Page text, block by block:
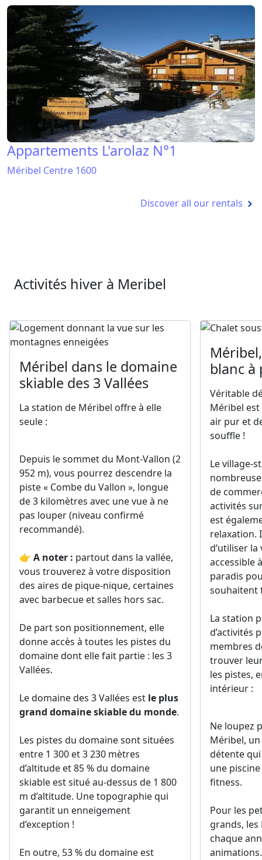
Appartements L'arolaz N°1
Méribel Centre 1600
Discover all our rentals
Méribel dans le domaine
skiable des 3 Vallées
La station de Méribel offre à elle
seule :
Depuis le sommet du Mont-Vallon (2
952 m), vous pourrez descendre la
de 3 kilomètres avec une vue à ne
pas louper (niveau confirmé
recommandé).
A noter : partout dans la vallée,
vous trouverez à votre disposition
des aires de pique-nique, certaines
avec barbecue et salles hors sac.
De part son positionnement, elle
donne accès à toutes les pistes du
Vallées.
Le domaine des 3 Vallées est
le plus
grand domaine skiable du monde
Les pistes du domaine sont situées
entre 1 300 et 3 230 mètres
d’altitude et 85 % du domaine
skiable est situé au-dessus de 1 800
m d’altitude. Une topographie qui
garantit un enneigement
d’exception !
En outre, 53 % du domaine est
couvert par des enneigeurs (2 535).
Les chiffres clés :
blanc à
Véritable
Méribel
air pur et
souffle !
Le
activités
est
relaxation.
d’utiliser
paradis
La station
d’activités
trouver
les pistes,
intérieur :
Ne loupez
Méribel,
une
fitness.
Pour les
grands,
en famille :
Des